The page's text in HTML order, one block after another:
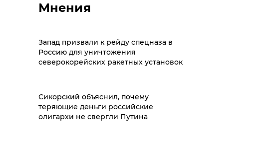
Мнения
Запад призвали к рейду спецназа в
Россию для уничтожения
северокорейских ракетных установок
Сикорский объяснил, почему
теряющие деньги российские
олигархи не свергли Путина